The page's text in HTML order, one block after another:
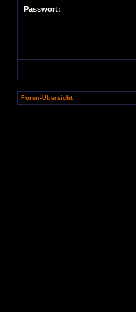
Passwort:
Foren-Übersicht